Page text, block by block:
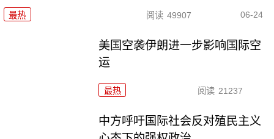
最热 阅读 49907 06-24
美国空袭伊朗进一步影响国际空
运
最热 阅读 21237
中方呼吁国际社会反对殖民主义